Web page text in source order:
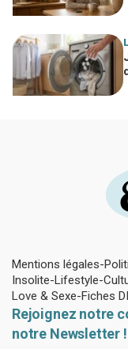
Mentions légales
Insolite Lifestyle
Love & Sexe Fiches
Rejoignez notre
notre Newsletter !